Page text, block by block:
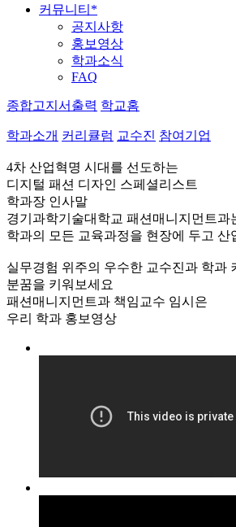
커뮤니티*
공지사항
홍보영상
학과소식
FAQ
종합고지서출력 학교홈
학과소개 커리큘럼 교수진 참여기업
4차 산업혁명 시대를 선도하는
디지털 패션 디자인 스페셜리스트
학과장 인사말
경기과학기술대학교 패션매니지먼트
학과의 모든 교육과정을 현장에 두고
실무경험 위주의 우수한 교수진과 학과
분꿈을 키워보세요
패션매니지먼트과 책임교수 임시은
우리 학과 홍보영상